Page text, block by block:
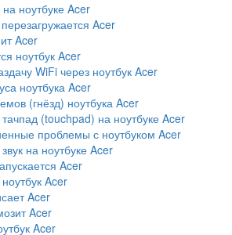
ноутбуке Acer
Acer
Acer
ноутбук Acer
WiFi через ноутбук Acer
ноутбука Acer
(гнёзд) ноутбука Acer
(touchpad) на ноутбуке Acer
проблемы с ноутбуком Acer
на ноутбуке Acer
Acer
Acer
Acer
Acer
Acer